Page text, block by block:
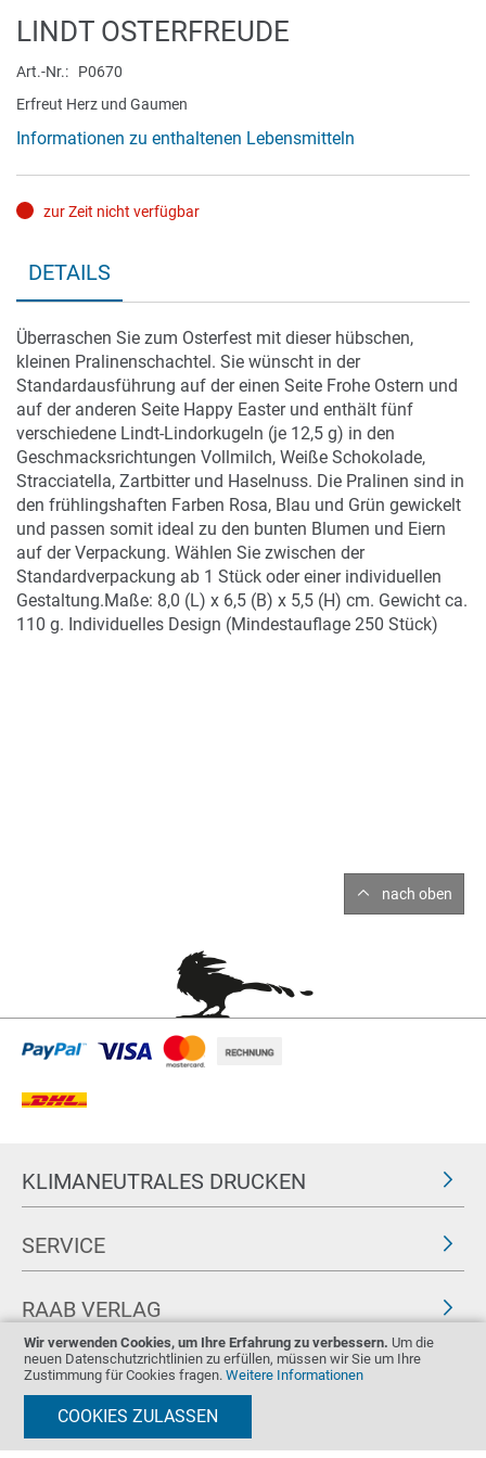
Wir verwenden Cookies, um Ihre Erfahrung zu verbessern. Um die
neuen Datenschutzrichtlinien zu erfüllen, müssen wir Sie um Ihre
Zustimmung für Cookies fragen. Weitere Informationen
COOKIES ZULASSEN
Zum
Anfang
der
Bildergalerie
LINDT OSTERFREUDE
Art.-Nr.
P0670
Erfreut Herz und Gaumen
Informationen zu enthaltenen Lebensmitteln
zur Zeit nicht verfügbar
DETAILS
Überraschen Sie zum Osterfest mit dieser hübschen,
kleinen Pralinenschachtel. Sie wünscht in der
Standardausführung auf der einen Seite Frohe Ostern und
auf der anderen Seite Happy Easter und enthält fünf
verschiedene Lindt-Lindorkugeln (je 12,5 g) in den
Geschmacksrichtungen Vollmilch, Weiße Schokolade,
Stracciatella, Zartbitter und Haselnuss. Die Pralinen sind in
den frühlingshaften Farben Rosa, Blau und Grün gewickelt
und passen somit ideal zu den bunten Blumen und Eiern
auf der Verpackung. Wählen Sie zwischen der
Standardverpackung ab 1 Stück oder einer individuellen
Gestaltung.Maße: 8,0 (L) x 6,5 (B) x 5,5 (H) cm. Gewicht ca.
110 g. Individuelles Design (Mindestauflage 250 Stück)
nach oben
KLIMANEUTRALES DRUCKEN
SERVICE
RAAB VERLAG
FOLGEN SIE UNS ZERTIFIKATE